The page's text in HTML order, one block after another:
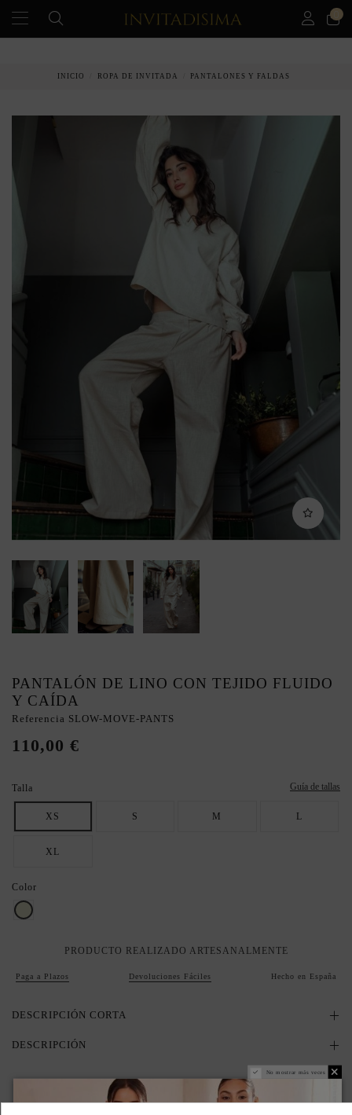
INICIO ROPA DE INVITADA PANTALONES Y FALDAS
PANTALÓN DE LINO CON TEJIDO FLUIDO
Y CAÍDA
Referencia SLOW-MOVE-PANTS
110,00 €
Talla Guía de tallas
XS S M L
XL
Color
beige
PRODUCTO REALIZADO ARTESANALMENTE
Paga a Plazos Devoluciones Fáciles Hecho en España
DESCRIPCIÓN CORTA
DESCRIPCIÓN
No mostrar más veces